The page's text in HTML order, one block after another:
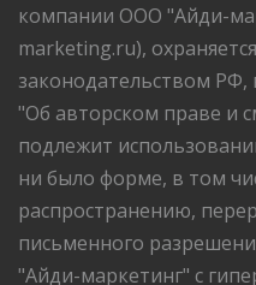
компании ООО "Айди-
marketing.ru),
законодательством
"Об авторском праве и
подлежит
ни было форме, в том
распространению,
письменного
"Айди-маркетинг" с